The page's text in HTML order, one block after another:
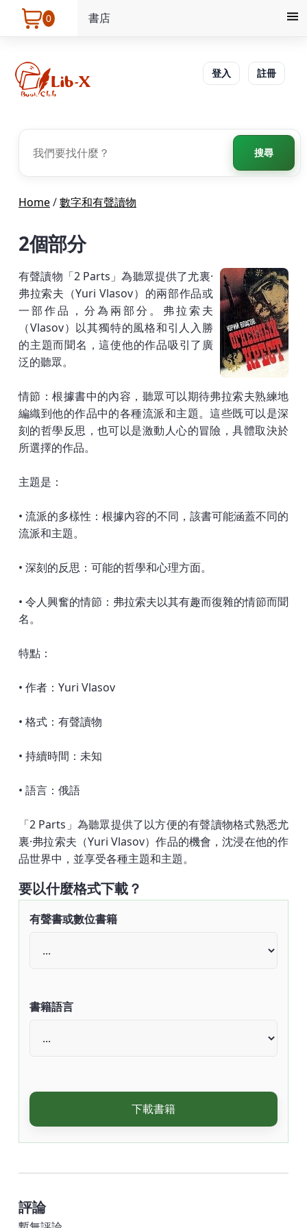
0 書店
登入 註冊
搜尋
Home/數字和有聲讀物
2個部分
有聲讀物「2 Parts」為聽眾提供了尤裏·
弗拉索夫（Yuri Vlasov）的兩部作品或
一部作品，分為兩部分。弗拉索夫
（Vlasov）以其獨特的風格和引人入勝
的主題而聞名，這使他的作品吸引了廣
泛的聽眾。
情節：根據書中的內容，聽眾可以期待弗拉索夫熟練地
編織到他的作品中的各種流派和主題。這些既可以是深
刻的哲學反思，也可以是激動人心的冒險，具體取決於
所選擇的作品。
主題是：
• 流派的多樣性：根據內容的不同，該書可能涵蓋不同的
流派和主題。
• 深刻的反思：可能的哲學和心理方面。
• 令人興奮的情節：弗拉索夫以其有趣而復雜的情節而聞
名。
特點：
• 作者：Yuri Vlasov
• 格式：有聲讀物
• 持續時間：未知
• 語言：俄語
「2 Parts」為聽眾提供了以方便的有聲讀物格式熟悉尤
裏·弗拉索夫（Yuri Vlasov）作品的機會，沈浸在他的作
品世界中，並享受各種主題和主題。
要以什麼格式下載？
有聲書或數位書籍
書籍語言
下載書籍
評論